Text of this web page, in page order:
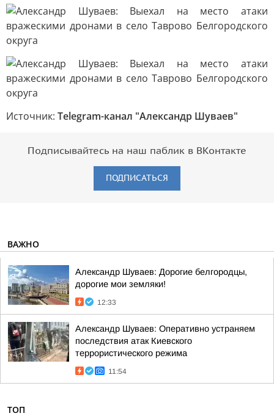
Источник: Telegram-канал "Александр Шуваев"
Подписывайтесь на наш паблик в ВКонтакте
ПОДПИСАТЬСЯ
ВАЖНО
Александр Шуваев: Дорогие белгородцы,
дорогие мои земляки!
12:33
Александр Шуваев: Оперативно устраняем
последствия атак Киевского
террористического режима
11:54
ТОП